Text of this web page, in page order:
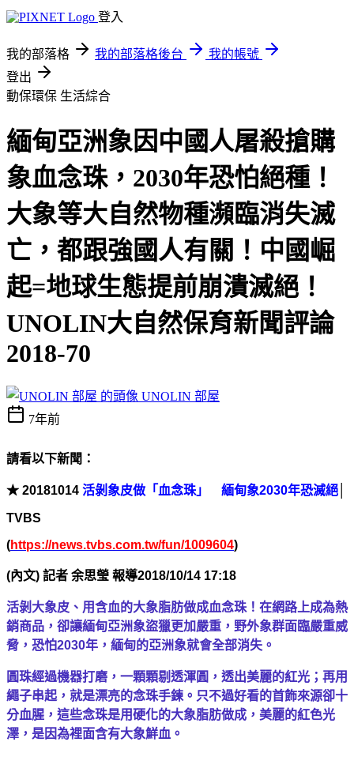
登入
我的部落格 我的部落格後台
我的帳號
登出
動保環保 生活綜合
緬甸亞洲象因中國人屠殺搶購
象血念珠，2030年恐怕絕種！
大象等大自然物種瀕臨消失滅
亡，都跟強國人有關！中國崛
起=地球生態提前崩潰滅絕！
UNOLIN大自然保育新聞評論
2018-70
UNOLIN 部屋
7年前
請看以下新聞：
★ 20181014 活剝象皮做「血念珠」 緬甸象2030年恐滅絕
TVBS
(https://news.tvbs.com.tw/fun/1009604)
(內文) 記者 余思瑩 報導2018/10/14 17:18
活剝大象皮、用含血的大象脂肪做成血念珠！在網路上成為熱
銷商品，卻讓緬甸亞洲象盜獵更加嚴重，野外象群面臨嚴重威
脅，恐怕2030年，緬甸的亞洲象就會全部消失。
圓珠經過機器打磨，一顆顆剔透渾圓，透出美麗的紅光；再用
繩子串起，就是漂亮的念珠手鍊。只不過好看的首飾來源卻十
分血腥，這些念珠是用硬化的大象脂肪做成，美麗的紅色光
澤，是因為裡面含有大象鮮血。